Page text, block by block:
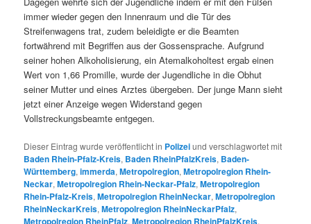
immer wieder gegen den Innenraum und die Tür des
Streifenwagens trat, zudem beleidigte er die Beamten
fortwährend mit Begriffen aus der Gossensprache. Aufgrund
seiner hohen Alkoholisierung, ein Atemalkoholtest ergab einen
Wert von 1,66 Promille, wurde der Jugendliche in die Obhut
seiner Mutter und eines Arztes übergeben. Der junge Mann sieht
jetzt einer Anzeige wegen Widerstand gegen
Vollstreckungsbeamte entgegen.
Dieser Eintrag wurde veröffentlicht in Polizeiund verschlagwortet mit
Baden Rhein-Pfalz-Kreis, Baden RheinPfalzKreis, Baden-
Württemberg,immerda,Metropolregion,Metropolregion Rhein-
Neckar,Metropolregion Rhein-Neckar-Pfalz,Metropolregion
Rhein-Pfalz-Kreis,Metropolregion RheinNeckar,Metropolregion
RheinNeckarKreis,Metropolregion RheinNeckarPfalz,
Metropolregion RheinPfalz,Metropolregion RheinPfalzKreis,